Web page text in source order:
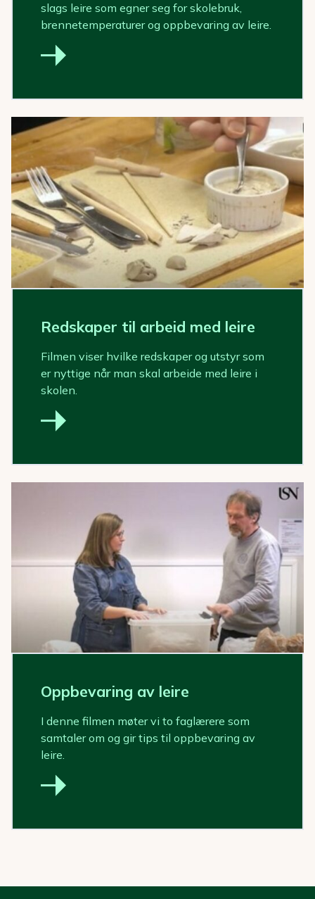
slags leire som egner seg for skolebruk,
brennetemperaturer og oppbevaring av leire.
Redskaper til arbeid med leire
Filmen viser hvilke redskaper og utstyr som
er nyttige når man skal arbeide med leire i
skolen.
Oppbevaring av leire
I denne filmen møter vi to faglærere som
samtaler om og gir tips til oppbevaring av
leire.